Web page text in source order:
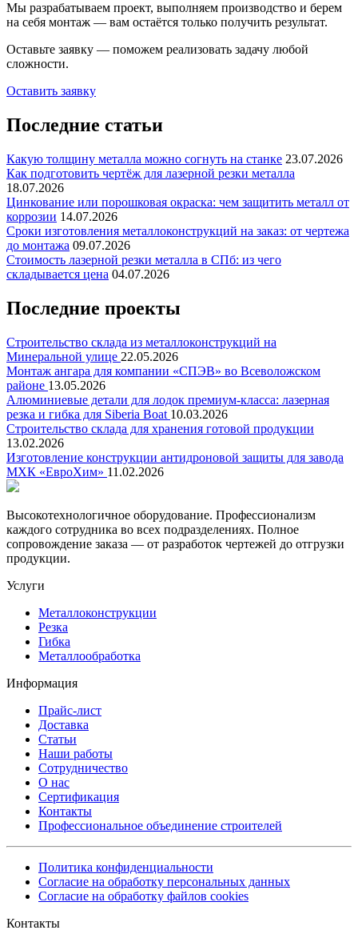
Мы разрабатываем проект, выполняем производство и берем
на себя монтаж — вам остаётся только получить результат.
Оставьте заявку — поможем реализовать задачу любой
сложности.
Оставить заявку
Последние статьи
Какую толщину металла можно согнуть на станке 23.07.2026
Как подготовить чертёж для лазерной резки металла
18.07.2026
Цинкование или порошковая окраска: чем защитить металл от
коррозии 14.07.2026
Сроки изготовления металлоконструкций на заказ: от чертежа
до монтажа 09.07.2026
Стоимость лазерной резки металла в СПб: из чего
складывается цена 04.07.2026
Последние проекты
Строительство склада из металлоконструкций на
Минеральной улице 22.05.2026
Монтаж ангара для компании «СПЭВ» во Всеволожском
районе 13.05.2026
Алюминиевые детали для лодок премиум-класса: лазерная
резка и гибка для Siberia Boat 10.03.2026
Строительство склада для хранения готовой продукции
13.02.2026
Изготовление конструкции антидроновой защиты для завода
МХК «ЕвроХим» 11.02.2026
Высокотехнологичное оборудование. Профессионализм
каждого сотрудника во всех подразделениях. Полное
сопровождение заказа — от разработок чертежей до отгрузки
продукции.
Услуги
Металлоконструкции
Резка
Гибка
Металлообработка
Информация
Прайс-лист
Доставка
Статьи
Наши работы
Сотрудничество
О нас
Сертификация
Контакты
Профессиональное объединение строителей
Политика конфиденциальности
Согласие на обработку персональных данных
Согласие на обработку файлов cookies
Контакты